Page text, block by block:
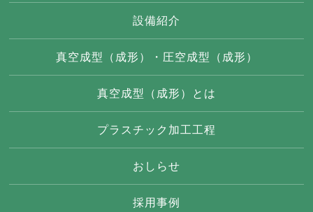
設備紹介
真空成型（成形）・圧空成型（成形）
真空成型（成形）とは
プラスチック加工工程
おしらせ
採用事例